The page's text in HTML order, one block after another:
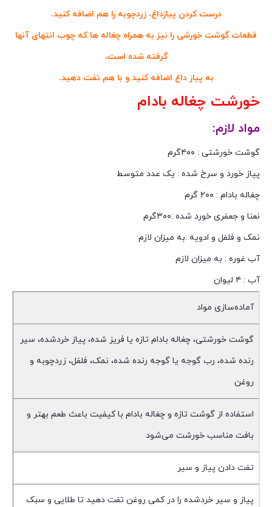
درست کردن پیازداغ، زردچوبه را هم اضافه کنید.
قطعات گوشت خورشی را نیز به همراه چغاله ها که چوب انتهای آنها
گرفته شده است،
به پیاز داغ اضافه کنید و با هم تفت دهید.
خورشت چغاله بادام
مواد لازم:
گوشت خورشتی : ۴۰۰گرم
پیاز خورد و سرخ شده : یک عدد متوسط
چغاله بادام : ۲۰۰ گرم
نعنا و جعفری خورد شده :۳۰۰گرم
نمک و فلفل و ادویه :به میزان لازم
آب غوره : به میزان لازم
آب : ۴ لیوان
آماده‌سازی مواد
گوشت خورشتی، چغاله بادام تازه یا فریز شده، پیاز خردشده، سیر
رنده شده، رب گوجه یا گوجه رنده شده، نمک، فلفل، زردچوبه و
روغن
استفاده از گوشت تازه و چغاله بادام با کیفیت باعث طعم بهتر و
بافت مناسب خورشت می‌شود
تفت دادن پیاز و سیر
پیاز و سیر خردشده را در کمی روغن تفت دهید تا طلایی و سبک